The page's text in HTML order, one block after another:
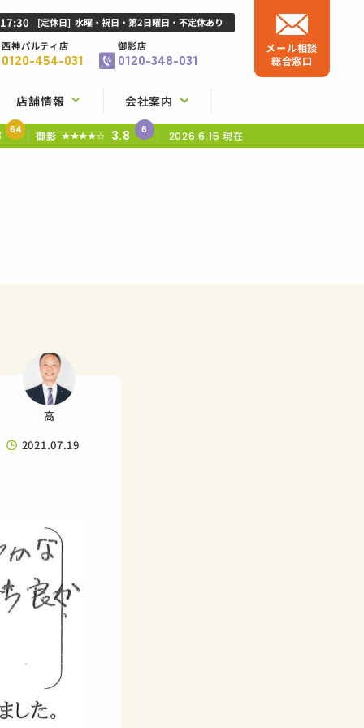
店舗情報 会社案内
[定休日] 水曜・祝日・第2日曜日・不定休あり
西神パルティ店
0120-454-031
御影店
0120-348-031
メール相談
総合窓口
64 御影 ★★★★☆ 3.8 6 2026.6.15 現在
高
2021.07.19